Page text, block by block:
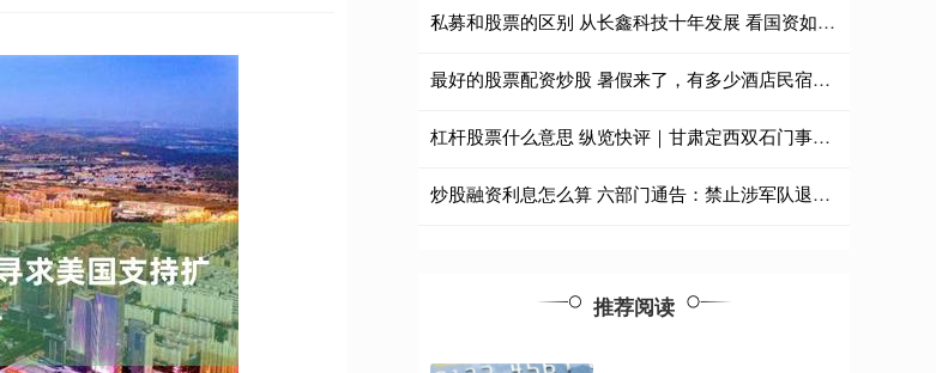
私募和股票的区别 从长鑫科技十年发展 看国资如何当好“创新引路人”
最好的股票配资炒股 暑假来了，有多少酒店民宿老板根本笑不出来？
杠杆股票什么意思 纵览快评｜甘肃定西双石门事故，是否能够避免？
炒股融资利息怎么算 六部门通告：禁止涉军队退役报废装备销售活动
推荐阅读